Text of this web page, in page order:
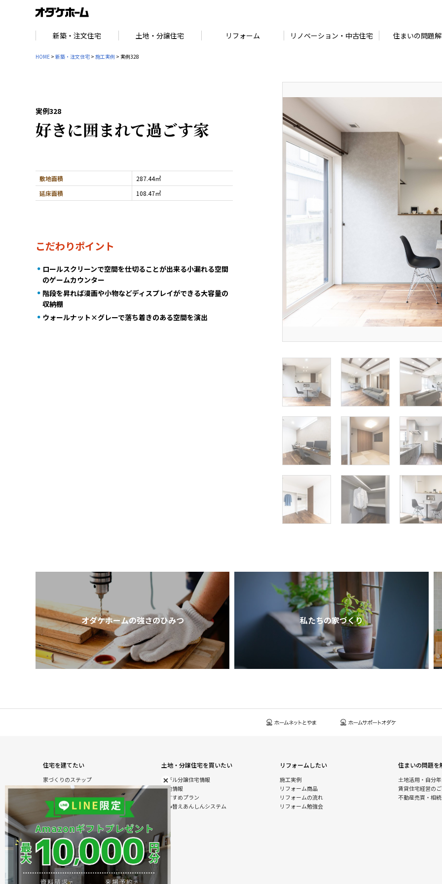
新築・注文住宅 土地・分譲住宅 リフォーム リノベーション・中古住宅 住まいの問題
HOME > 新築・注文住宅 > 施工実例 > 実例328
実例328
好きに囲まれて過ごす家
敷地面積
287.44㎡
延床面積
108.47㎡
こだわりポイント
ロールスクリーンで空間を仕切ることが出来る小漏れる空間
のゲームカウンター
階段を昇れば漫画や小物などディスプレイができる大容量の
収納棚
ウォールナット×グレーで落ち着きのある空間を演出
オダケホームの強さのひみつ 私たちの家づくり
住宅を建てたい
家づくりのステップ
自由設計注文住宅
木の特性を活かした北陸の家づくり
住宅の性能
オダケホームの強さのひみつ
安心のアフターサービス
建て替えあんしんシステム
商品情報
施工実例
モデル分譲住宅情報
住まいのおまかせ＆ラクラクサービス
土地・分譲住宅を買いたい
モデル分譲住宅情報
土地情報
おすすめプラン
住み替えあんしんシステム
リフォームしたい
施工実例
リフォーム商品
リフォームの流れ
リフォーム勉強会
住まいの問題を
土地活用・自分
賃貸住宅経営の
不動産売買・相続